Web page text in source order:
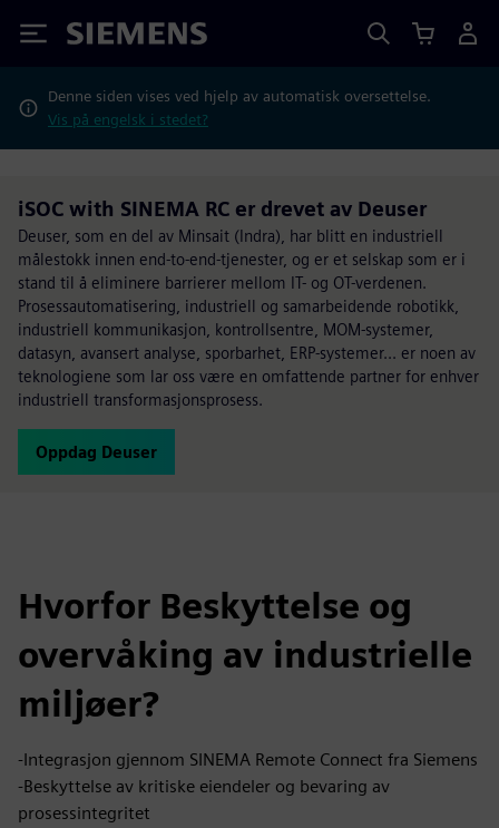
Siemens
Denne siden vises ved hjelp av automatisk oversettelse.
Vis på engelsk i stedet?
iSOC with SINEMA RC er drevet av Deuser
Deuser, som en del av Minsait (Indra), har blitt en industriell
målestokk innen end-to-end-tjenester, og er et selskap som er i
stand til å eliminere barrierer mellom IT- og OT-verdenen.
Prosessautomatisering, industriell og samarbeidende robotikk,
industriell kommunikasjon, kontrollsentre, MOM-systemer,
datasyn, avansert analyse, sporbarhet, ERP-systemer... er noen av
teknologiene som lar oss være en omfattende partner for enhver
industriell transformasjonsprosess.
Oppdag Deuser
Hvorfor Beskyttelse og
overvåking av industrielle
miljøer?
-Integrasjon gjennom SINEMA Remote Connect fra Siemens
-Beskyttelse av kritiske eiendeler og bevaring av
prosessintegritet